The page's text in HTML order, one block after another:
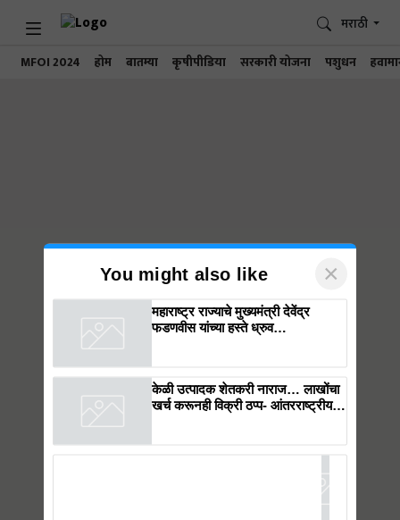
MFOI 2024 होम बातम्या कृषीपीडिया सरकारी योजना पशुधन
मराठी
You might also like ×
महाराष्ट्र राज्याचे मुख्यमंत्री देवेंद्र
फडणवीस यांच्या हस्ते ध्रुव
केळी उत्पादक शेतकरी नाराज… लाखोंचा
खर्च करूनही विक्री ठप्प- आंतरराष्ट्रीय